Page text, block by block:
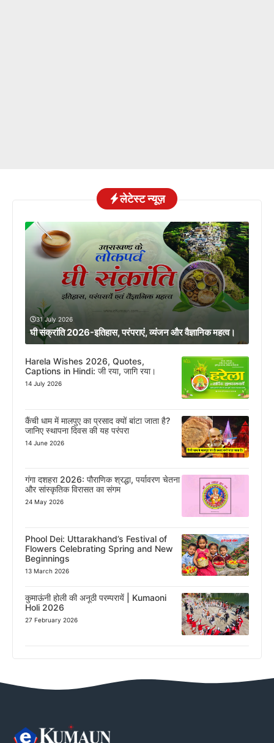
लेटेस्ट न्यूज़
31 July 2026
घी संक्रांति 2026-इतिहास, परंपराएं, व्यंजन और वैज्ञानिक महत्व।
Harela Wishes 2026, Quotes,
Captions in Hindi: जी रया, जागि रया।
14 July 2026
कैंची धाम में मालपुए का प्रसाद क्यों बांटा जाता है?
जानिए स्थापना दिवस की यह परंपरा
14 June 2026
गंगा दशहरा 2026: पौराणिक श्रद्धा, पर्यावरण चेतना
और सांस्कृतिक विरासत का संगम
24 May 2026
Phool Dei: Uttarakhand’s Festival of
Flowers Celebrating Spring and New
Beginnings
13 March 2026
कुमाऊंनी होली की अनूठी परम्परायें | Kumaoni
Holi 2026
27 February 2026